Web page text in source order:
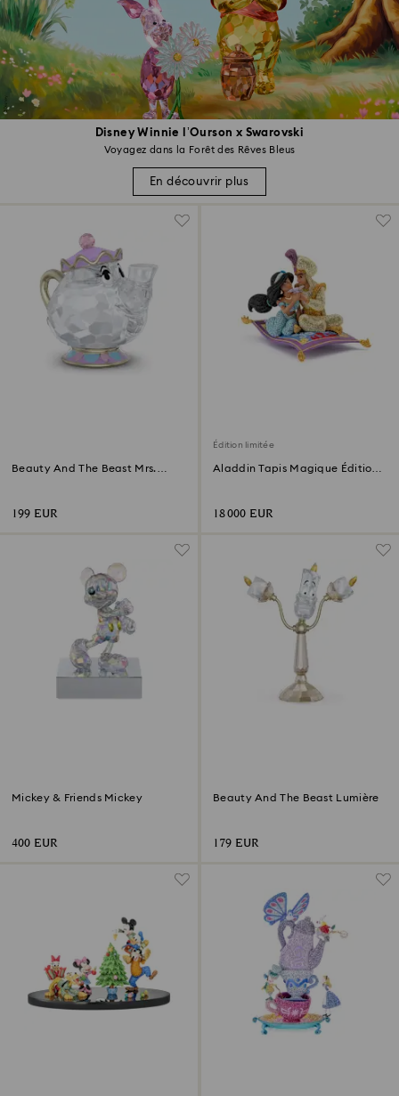
Disney Winnie l’Ourson x Swarovski
Voyagez dans la Forêt des Rêves Bleus
En découvrir plus
Beauty And The Beast Mrs.
199 EUR
Édition limitée
Aladdin Tapis Magique Édition
18 000 EUR
Mickey & Friends Mickey
400 EUR
Beauty And The Beast Lumière
179 EUR